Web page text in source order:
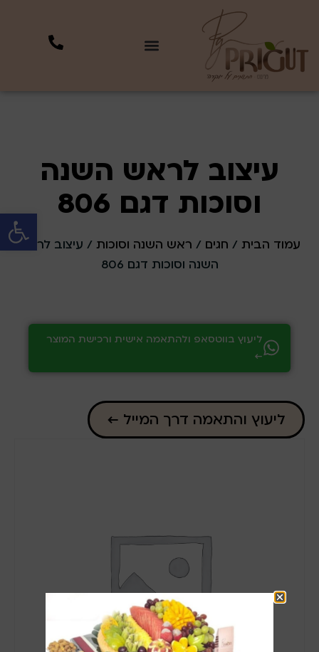
פתח
עיצוב לראש השנה
וסוכות דגם 806
עמוד הבית / חגים / ראש השנה וסוכות / עיצוב לראש
השנה וסוכות דגם 806
ליעוץ בווטסאפ ולהתאמה אישית ורכישת המוצר
←
ליעוץ והתאמה דרך המייל ←